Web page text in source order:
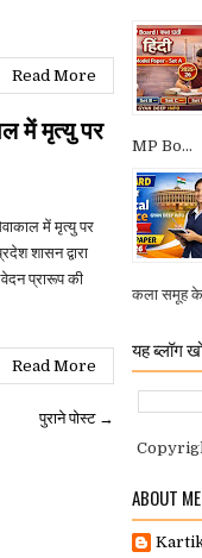
Read More
मृत्यु पर
में मृत्यु पर
शासन द्वारा
प्रारूप की
Read More
पुराने पोस्ट →
MP Bo...
कला समूह के
यह ब्लॉग
ABOUT ME